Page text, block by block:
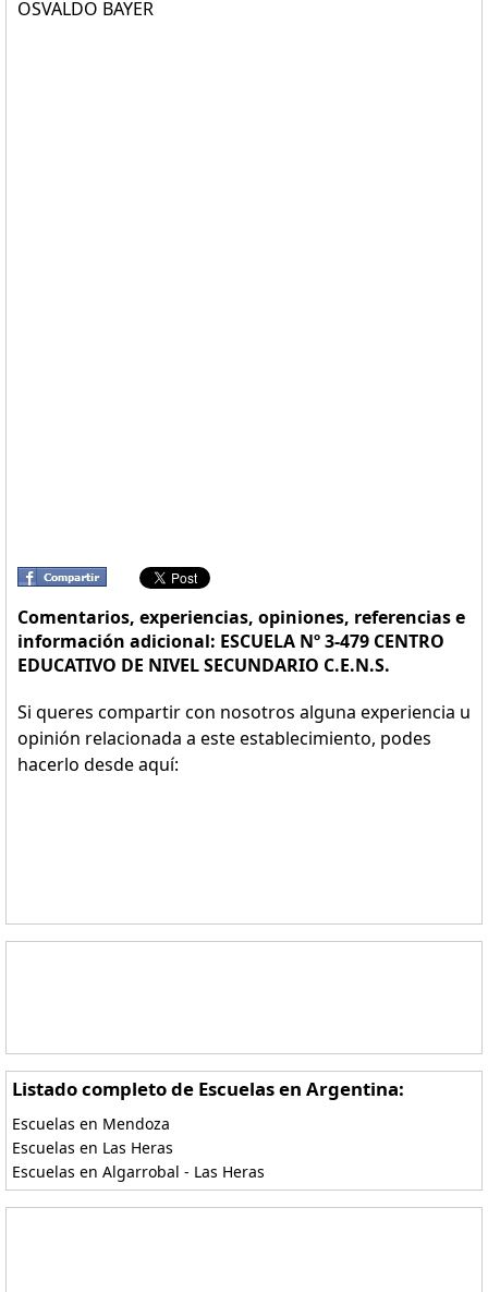
OSVALDO BAYER
Comentarios, experiencias, opiniones, referencias e
información adicional: ESCUELA Nº 3-479 CENTRO
EDUCATIVO DE NIVEL SECUNDARIO C.E.N.S.
Si queres compartir con nosotros alguna experiencia u
opinión relacionada a este establecimiento, podes
hacerlo desde aquí:
Listado completo de Escuelas en Argentina:
Escuelas en Mendoza
Escuelas en Las Heras
Escuelas en Algarrobal - Las Heras